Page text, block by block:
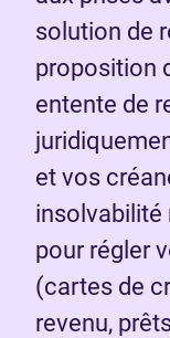
solution de
proposition
entente de
et vos
insolvabilité
pour régler
(cartes de
revenu,